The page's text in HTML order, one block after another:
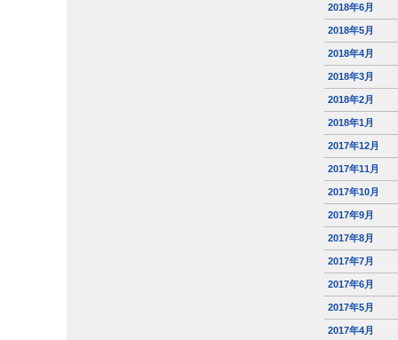
2018年6月
2018年5月
2018年4月
2018年3月
2018年2月
2018年1月
2017年12月
2017年11月
2017年10月
2017年9月
2017年8月
2017年7月
2017年6月
2017年5月
2017年4月